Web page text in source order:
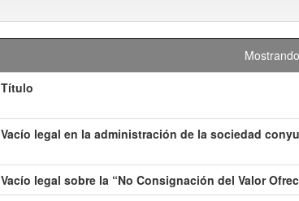
Título
Vacío legal en la administración de la sociedad
Vacío legal sobre la “No Consignación del Valor